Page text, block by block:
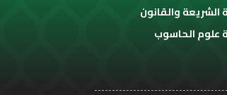
الشريعة والقانون
علوم الحاسوب